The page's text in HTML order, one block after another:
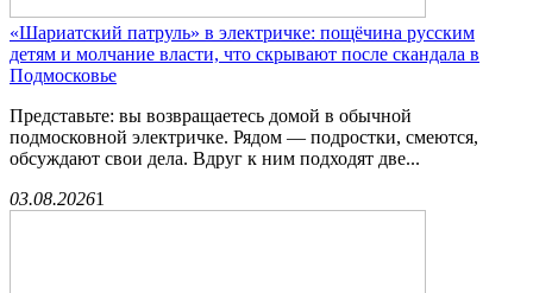
«Шариатский патруль» в электричке: пощёчина русским
детям и молчание власти, что скрывают после скандала в
Подмосковье
Представьте: вы возвращаетесь домой в обычной
подмосковной электричке. Рядом — подростки, смеются,
обсуждают свои дела. Вдруг к ним подходят две...
03.08.20261